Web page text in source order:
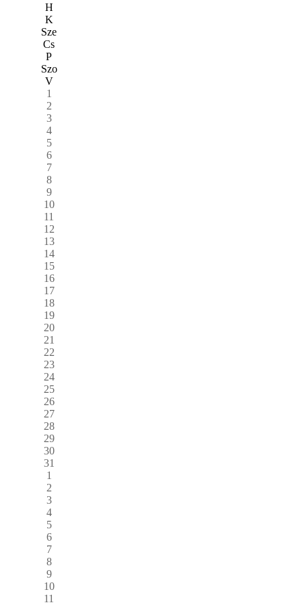
H
K
Sze
Cs
P
Szo
V
1
2
3
4
5
6
7
8
9
10
11
12
13
14
15
16
17
18
19
20
21
22
23
24
25
26
27
28
29
30
31
1
2
3
4
5
6
7
8
9
10
11